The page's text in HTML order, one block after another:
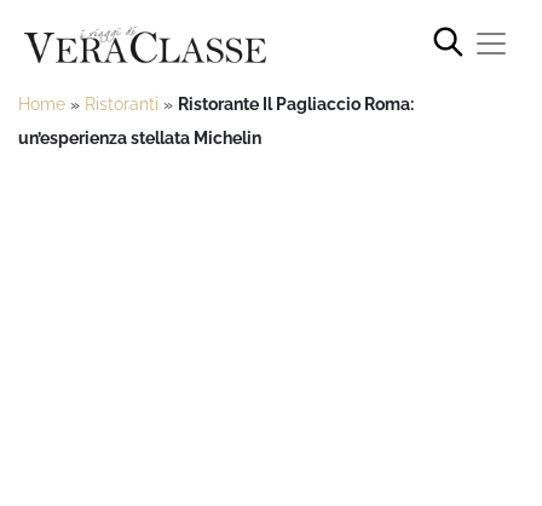
Home » Ristoranti » Ristorante Il Pagliaccio Roma:
un’esperienza stellata Michelin